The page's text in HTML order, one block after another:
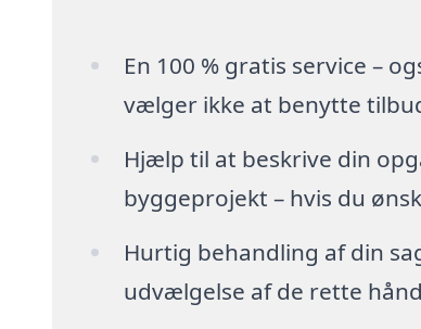
En 100 % gratis service –
vælger ikke at benytte
Hjælp til at beskrive din
byggeprojekt – hvis du
Hurtig behandling af din
udvælgelse af de rette